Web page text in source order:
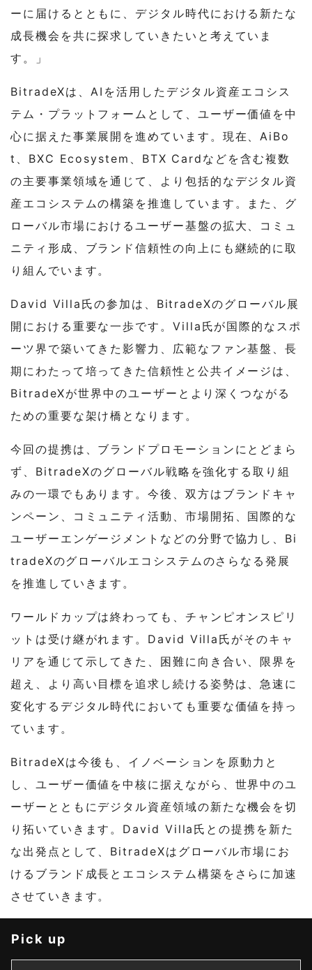
ーに届けるとともに、デジタル時代における新たな
成長機会を共に探求していきたいと考えていま
す。」
BitradeXは、AIを活用したデジタル資産エコシス
テム ・ プラットフォームとして、ユーザー価値を中
心に据えた事業展開を進めています。現在、AiBo
t、BXC Ecosystem、BTX Cardなどを含む複数
の主要事業領域を通じて、より包括的なデジタル資
産エコシステムの構築を推進しています。また、グ
ローバル市場におけるユーザー基盤の拡大、コミュ
ニティ形成、ブランド信頼性の向上にも継続的に取
り組んでいます。
David Villa氏の参加は、BitradeXのグローバル展
開における重要な一歩です。Villa氏が国際的なスポ
ーツ界で築いてきた影響力、広範なファン基盤、長
期にわたって培ってきた信頼性と公共イメージは、
BitradeXが世界中のユーザーとより深くつながる
ための重要な架け橋となります。
今回の提携は、ブランドプロモーションにとどまら
ず、BitradeXのグローバル戦略を強化する取り組
みの一環でもあります。今後、双方はブランドキャ
ンペーン、コミュニティ活動、市場開拓、国際的な
ユーザーエンゲージメントなどの分野で協力し、Bi
tradeXのグローバルエコシステムのさらなる発展
を推進していきます。
ワールドカップは終わっても、チャンピオンスピリ
ットは受け継がれます。David Villa氏がそのキャ
リアを通じて示してきた、困難に向き合い、限界を
超え、より高い目標を追求し続ける姿勢は、急速に
変化するデジタル時代においても重要な価値を持っ
ています。
BitradeXは今後も、イノベーションを原動力と
し、ユーザー価値を中核に据えながら、世界中のユ
ーザーとともにデジタル資産領域の新たな機会を切
り拓いていきます。David Villa氏との提携を新た
な出発点として、BitradeXはグローバル市場にお
けるブランド成長とエコシステム構築をさらに加速
させていきます。
Pick up